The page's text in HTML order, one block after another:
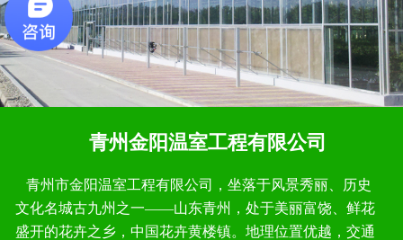
青州金阳温室工程有限公司
青州市金阳温室工程有限公司，坐落于风景秀丽、历史
文化名城古九州之一——山东青州，处于美丽富饶、鲜花
盛开的花卉之乡，中国花卉黄楼镇。地理位置优越，交通